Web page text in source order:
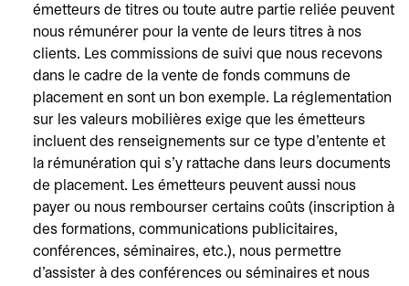
émetteurs de titres ou toute autre partie reliée peuvent
nous rémunérer pour la vente de leurs titres à nos
clients. Les commissions de suivi que nous recevons
dans le cadre de la vente de fonds communs de
placement en sont un bon exemple. La réglementation
sur les valeurs mobilières exige que les émetteurs
incluent des renseignements sur ce type d'entente et
la rémunération qui s'y rattache dans leurs documents
de placement. Les émetteurs peuvent aussi nous
payer ou nous rembourser certains coûts (inscription à
des formations, communications publicitaires,
conférences, séminaires, etc.), nous permettre
d'assister à des conférences ou séminaires et nous